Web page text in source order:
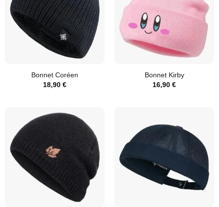
Bonnet Coréen
18,90 €
Bonnet Kirby
16,90 €